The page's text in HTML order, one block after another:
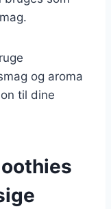
og aroma
til dine